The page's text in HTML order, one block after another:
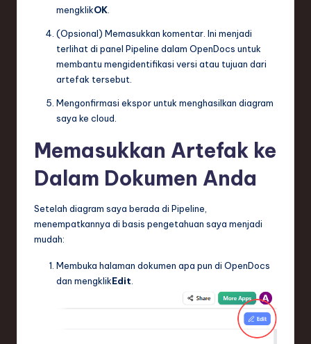
mengklikOK.
(Opsional) Memasukkan komentar. Ini menjadi
terlihat di panel Pipeline dalam OpenDocs untuk
membantu mengidentifikasi versi atau tujuan dari
artefak tersebut.
Mengonfirmasi ekspor untuk menghasilkan diagram
saya ke cloud.
Memasukkan Artefak ke
Dalam Dokumen Anda
Setelah diagram saya berada di Pipeline,
menempatkannya di basis pengetahuan saya menjadi
mudah:
Membuka halaman dokumen apa pun di OpenDocs
dan mengklikEdit.